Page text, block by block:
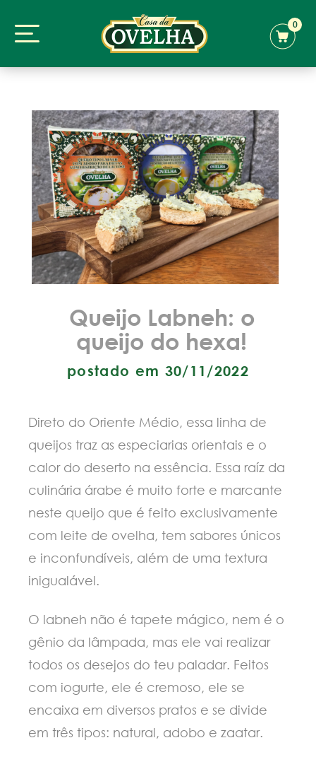
0
Queijo Labneh: o
queijo do hexa!
postado em 30/11/2022
Direto do Oriente Médio, essa linha de
queijos traz as especiarias orientais e o
calor do deserto na essência. Essa raíz da
culinária árabe é muito forte e marcante
neste queijo que é feito exclusivamente
com leite de ovelha, tem sabores únicos
e inconfundíveis, além de uma textura
inigualável.
O labneh não é tapete mágico, nem é o
gênio da lâmpada, mas ele vai realizar
todos os desejos do teu paladar. Feitos
com iogurte, ele é cremoso, ele se
encaixa em diversos pratos e se divide
em três tipos: natural, adobo e zaatar.